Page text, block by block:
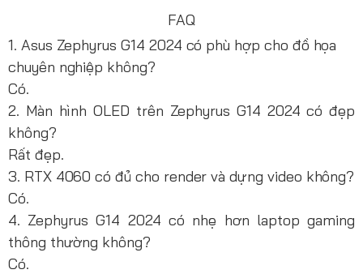
FAQ
1. Asus Zephyrus G14 2024 có phù hợp cho đồ họa
chuyên nghiệp không?
Có.
2. Màn hình OLED trên Zephyrus G14 2024 có đẹp
không?
Rất đẹp.
3. RTX 4060 có đủ cho render và dựng video không?
Có.
4. Zephyrus G14 2024 có nhẹ hơn laptop gaming
thông thường không?
Có.